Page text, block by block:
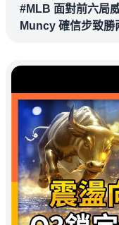
#MLB 面對前六局
Muncy 確信步致勝